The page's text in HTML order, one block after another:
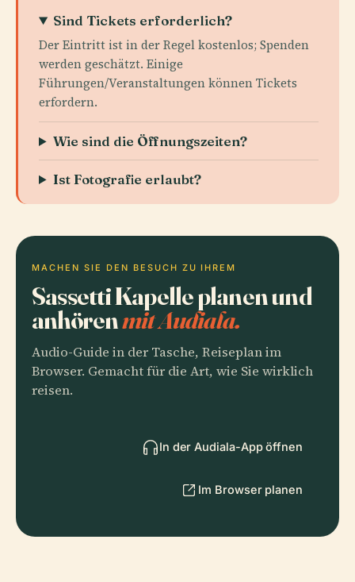
Sind Tickets erforderlich?
Der Eintritt ist in der Regel kostenlos; Spenden
werden geschätzt. Einige
Führungen/Veranstaltungen können Tickets
erfordern.
Wie sind die Öffnungszeiten?
Ist Fotografie erlaubt?
MACHEN SIE DEN BESUCH ZU IHREM
Sassetti Kapelle planen und
anhörenmit Audiala.
Audio-Guide in der Tasche, Reiseplan im
Browser. Gemacht für die Art, wie Sie wirklich
reisen.
In der Audiala-App öffnen
Im Browser planen